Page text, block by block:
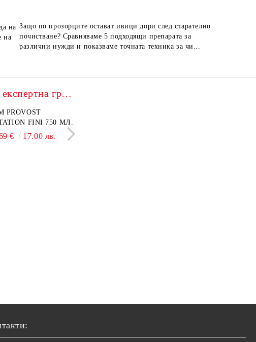
на
на
Защо по прозорците остават ивици дори след старателно
почистване? Сравняваме 5 подходящи препарата за
различни нужди и показваме точната техника за чи...
Franck Provost – експертна грижа
PROVOST
FINI 750 МЛ.
€ 17.00 лв.